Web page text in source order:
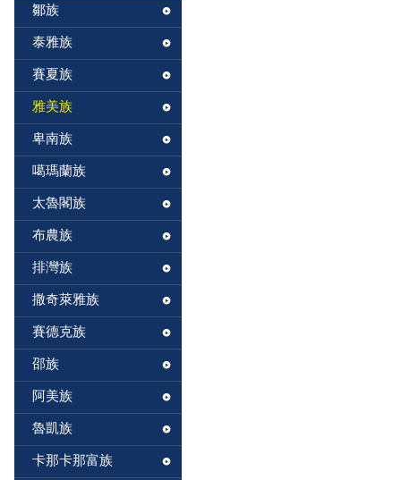
鄒族
泰雅族
賽夏族
雅美族
卑南族
噶瑪蘭族
太魯閣族
布農族
排灣族
撒奇萊雅族
賽德克族
邵族
阿美族
魯凱族
卡那卡那富族